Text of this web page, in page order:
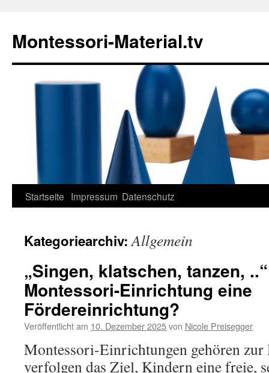
springen
Montessori-Material.tv
Startseite Impressum Datenschutz
Kategoriearchiv:Allgemein
„Singen, klatschen, tanzen,
Montessori-Einrichtung eine
Fördereinrichtung?
Veröffentlicht am 10. Dezember 2025von Nicole Preisegger
Montessori-Einrichtungen gehören
verfolgen das Ziel, Kindern eine freie,